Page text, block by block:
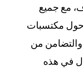
مع جميع
حول مكتسبات
والتضامن من
في هذه